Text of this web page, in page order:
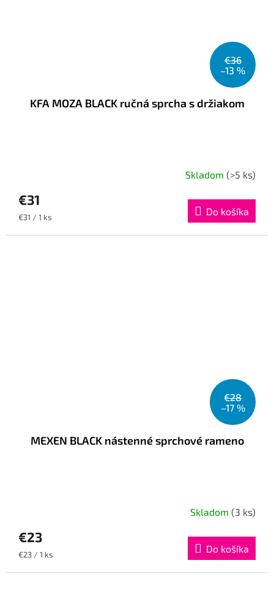
€36
–13 %
KFA MOZA BLACK ručná sprcha s držiakom
Skladom (>5 ks)
€31
Jednotková
€31 / 1 ks Do košíka
€28
–17 %
MEXEN BLACK nástenné sprchové rameno
Skladom (3 ks)
€23
Jednotková
€23 / 1 ks Do košíka